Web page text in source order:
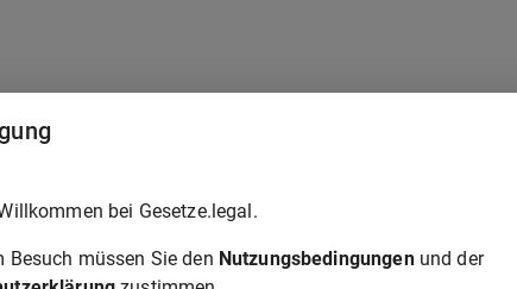
328 Abs. 1 Satz 1 sind dem Leiter der Einrichtung, in der
bei Gesetze.legal.
Besuch müssen Sie den Nutzungsbedingungenund der